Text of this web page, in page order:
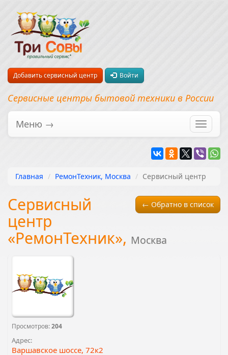
Добавить сервисный центр Войти
Сервисные центры бытовой техники в России
Меню →
Главная РемонТехник, Москва Сервисный центр
← Обратно в список
Сервисный
центр
«РемонТехник», Москва
Просмотров:204
Адрес:
Варшавское шоссе, 72к2